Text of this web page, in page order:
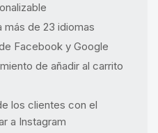
más de 23 idiomas
Facebook y Google
de añadir al carrito
los clientes con el
a Instagram